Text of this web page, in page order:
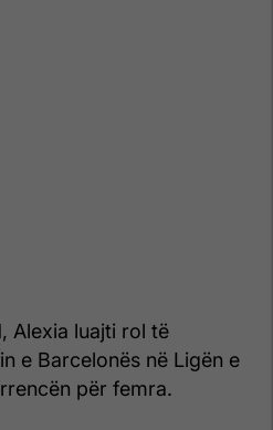
Alexia luajti rol të
e Barcelonës në Ligën e
për femra.